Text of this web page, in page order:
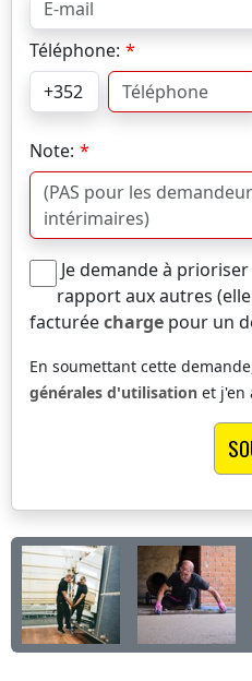
Téléphone:
Note:
Je demande à
rapport aux autres
facturéecharge pour un
En soumettant cette
générales d'utilisation et j'en